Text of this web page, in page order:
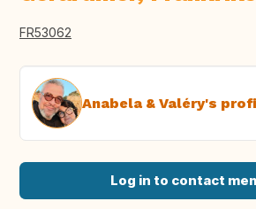
FR53062
Anabela & Valéry's
Log in to contact